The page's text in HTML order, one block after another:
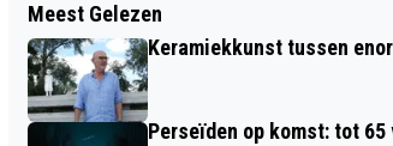
MAAND EXPOSITIE MET WERK
BEELDEND KUNSTENAARS IN
Meest Gelezen
Keramiekkunst tussen
Perseïden op komst: tot